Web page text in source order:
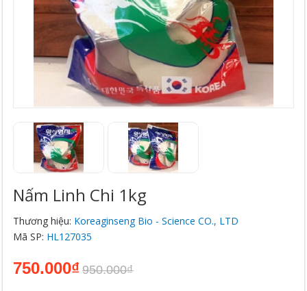
Nấm Linh Chi 1kg
Thương hiệu: Koreaginseng Bio - Science CO., LTD
Mã SP: HL127035
750.000₫ 950.000₫